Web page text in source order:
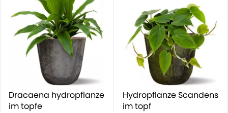
Dracaena hydropflanze
im topfe
Hydropflanze Scandens
im topf